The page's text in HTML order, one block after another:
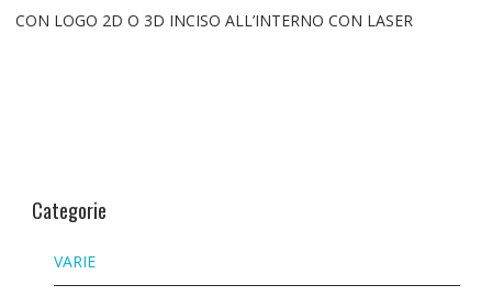
CON LOGO 2D O 3D INCISO ALL’INTERNO CON LASER
Categorie
VARIE